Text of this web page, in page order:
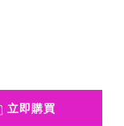
立即購買